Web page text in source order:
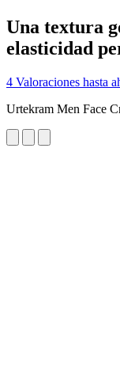
Una textura
elasticidad
4 Valoraciones hasta
Urtekram Men Face